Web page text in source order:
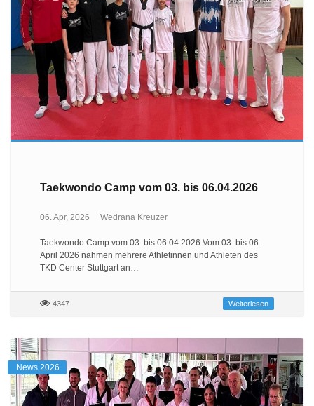
Taekwondo Camp vom 03. bis 06.04.2026
06. Apr, 2026 Wedrana Kreuzer
Taekwondo Camp vom 03. bis 06.04.2026 Vom 03. bis 06.
April 2026 nahmen mehrere Athletinnen und Athleten des
TKD Center Stuttgart an…
4347 Weiterlesen
News 2026